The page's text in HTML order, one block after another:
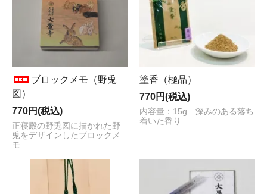
ブロックメモ（野兎
図）
770円(税込)
正寝殿の野兎図に描かれた野
兎をデザインしたブロックメ
モ
塗香（極品）
770円(税込)
内容量：15g 深みのある落ち
着いた香り